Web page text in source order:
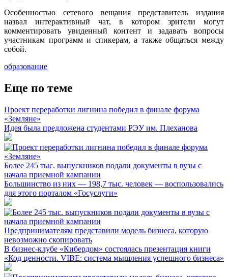
Особенностью сетевого вещания представитель издания
назвал интерактивный чат, в котором зрители могут
комментировать увиденный контент и задавать вопросы
участникам программ и спикерам, а также общаться между
собой.
образование
Еще по теме
Проект переработки лигнина победил в финале форума
«Земляне»
Идея была предложена студентами РЭУ им. Плеханова
Более 245 тыс. выпускников подали документы в вузы с
начала приемной кампании
Большинство из них — 198,7 тыс. человек — воспользовались
для этого порталом «Госуслуги»
Предпринимателям представили модель бизнеса, которую
невозможно скопировать
В бизнес-клубе «Кибердом» состоялась презентация книги
«Код ценности. VIBE: система мышления успешного бизнеса»